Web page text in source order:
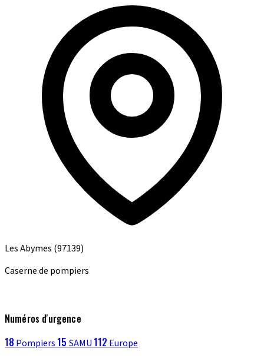
Les Abymes (97139)
Caserne de pompiers
Numéros d'urgence
18 Pompiers 15 SAMU 112 Europe